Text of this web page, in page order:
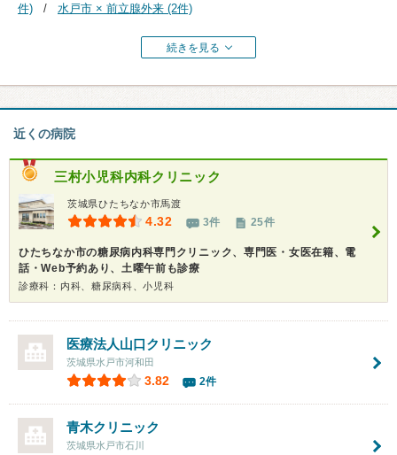
件)
水戸市 × 前立腺外来 (2件)
続きを見る
近くの病院
三村小児科内科クリニック
茨城県ひたちなか市馬渡
4.32 3件 25件
ひたちなか市の糖尿病内科専門クリニック、専門医・女医在籍、電
話・Web予約あり、土曜午前も診療
診療科：内科、糖尿病科、小児科
医療法人山口クリニック
茨城県水戸市河和田
3.82 2件
青木クリニック
茨城県水戸市石川